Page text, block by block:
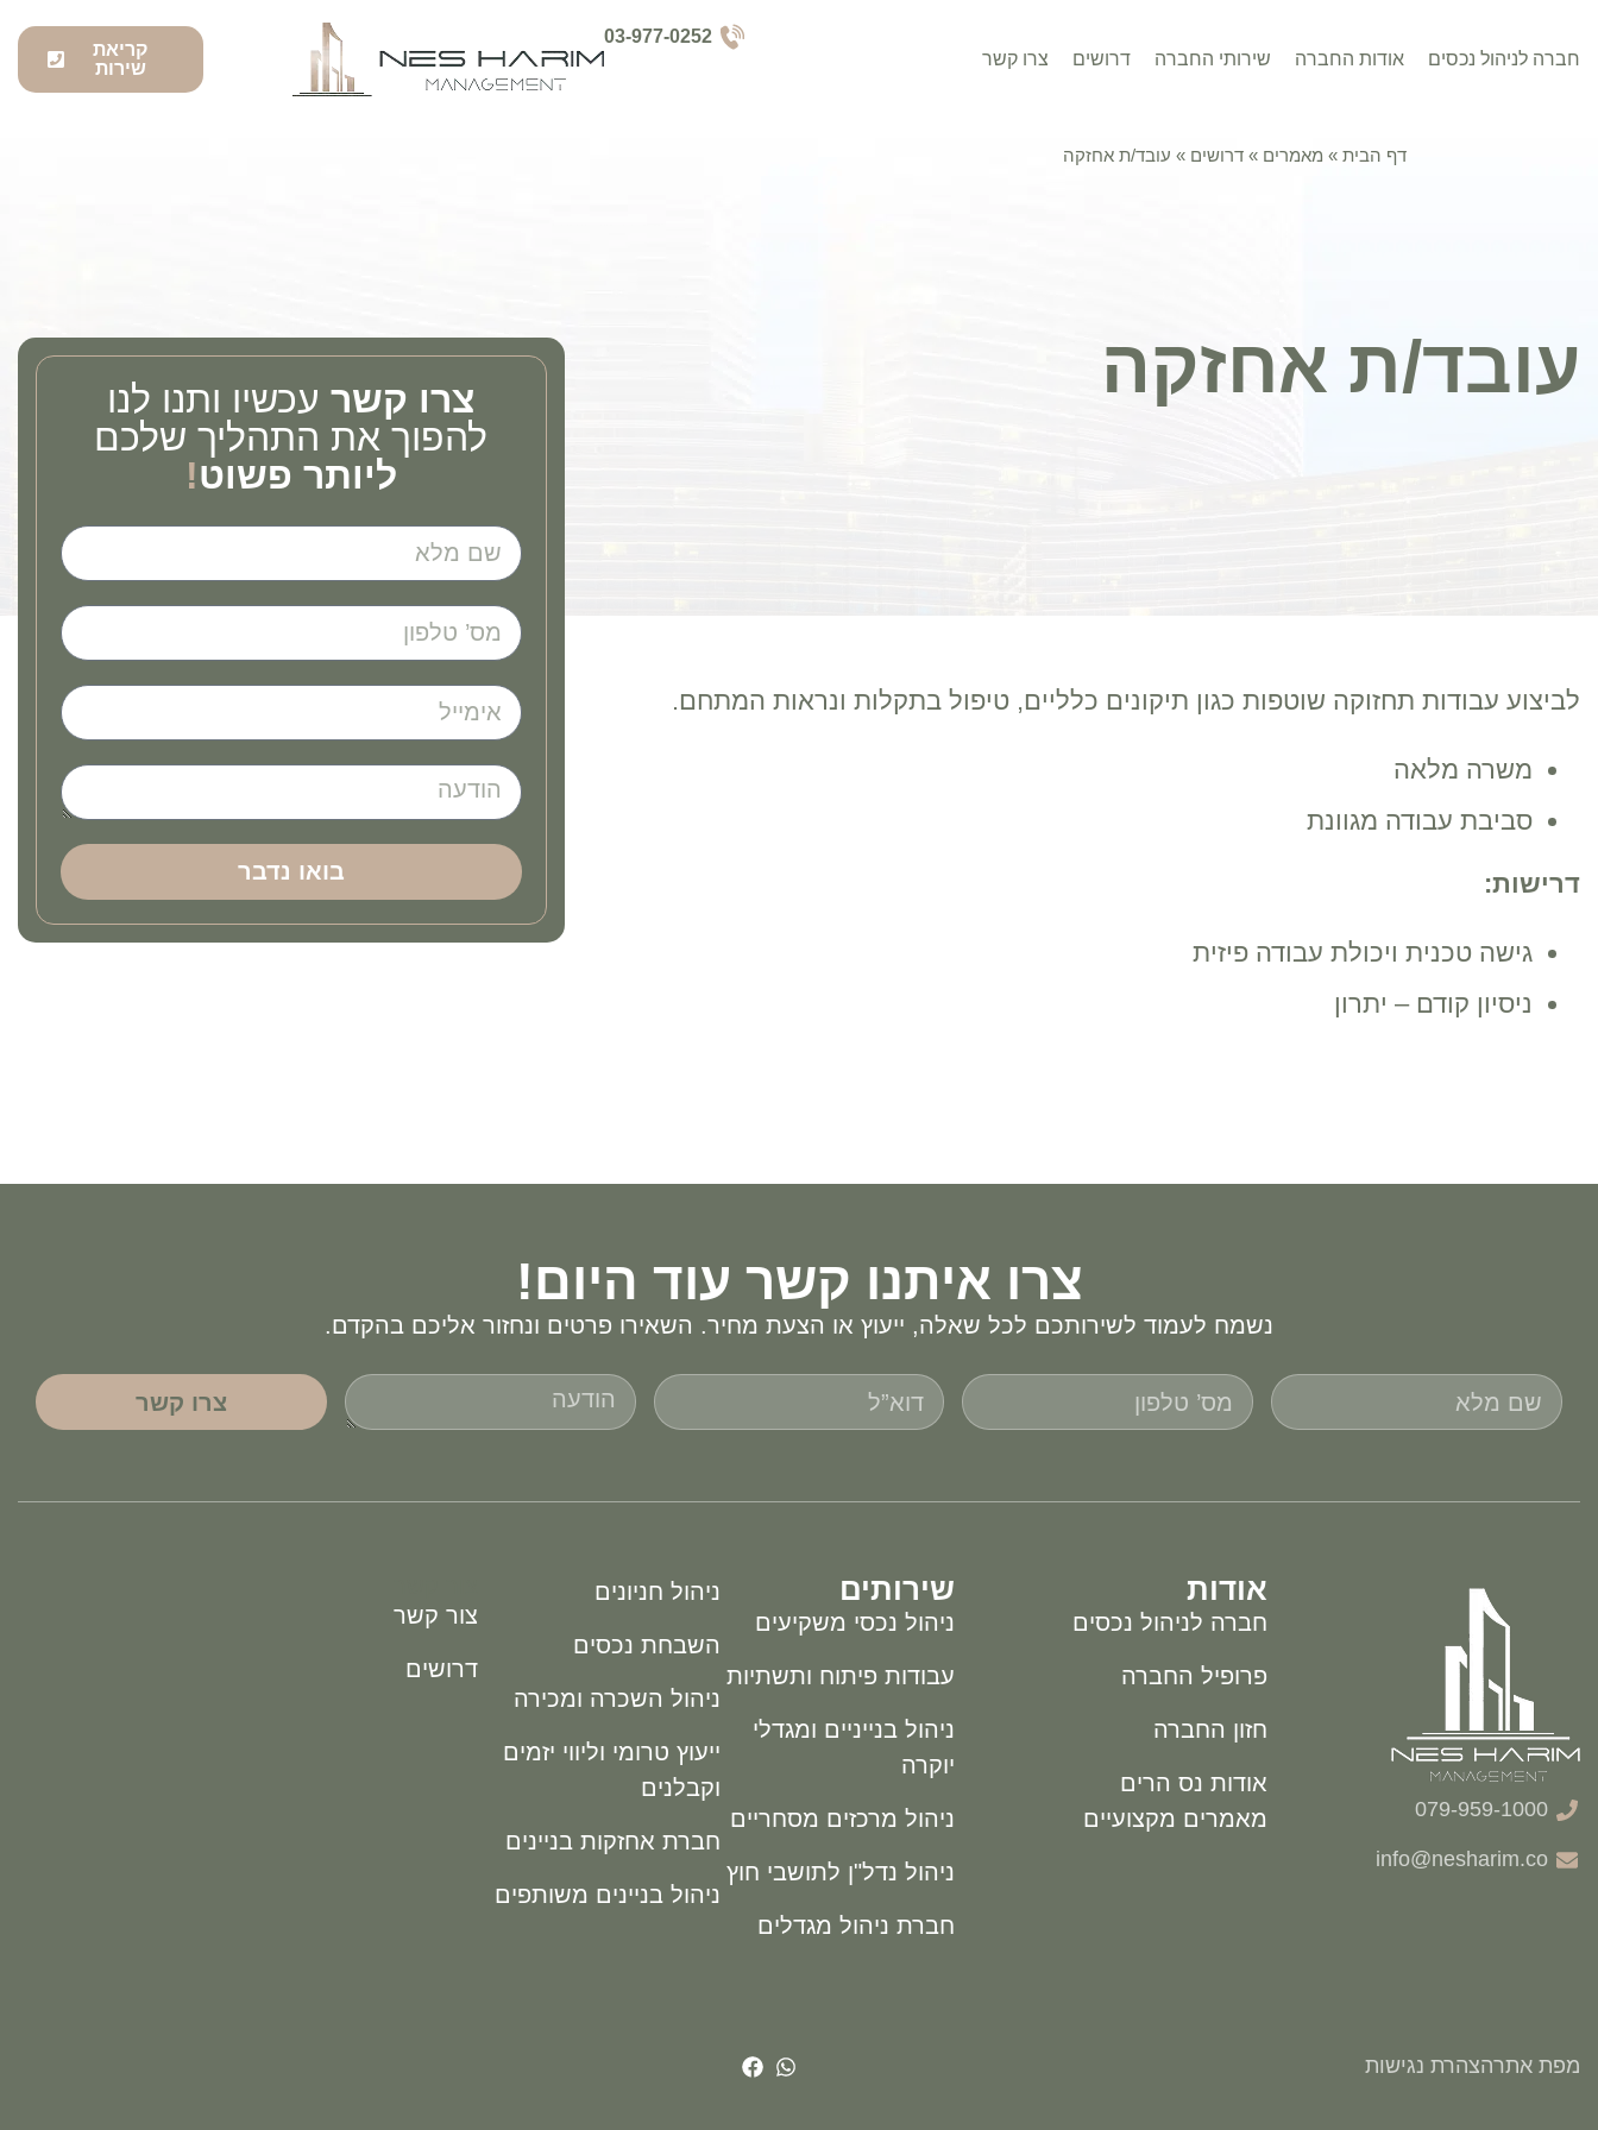
חברה לניהול נכסים אודות החברה שירותי החברה דרושים צרו קשר
03-977-0252
קריאת
שירות
דף הבית » מאמרים »דרושים » עובד/ת אחזקה
עובד/ת אחזקה
לביצוע עבודות תחזוקה שוטפות כגון תיקונים כלליים, טיפול בתקלות ונראות המתחם.
משרה מלאה
סביבת עבודה מגוונת
דרישות:
גישה טכנית ויכולת עבודה פיזית
ניסיון קודם – יתרון
צרו קשרעכשיו ותנו לנו
להפוך את התהליך שלכם
ליותר פשוט!
בואו נדבר
צרו איתנו קשר עוד היום!
נשמח לעמוד לשירותכם לכל שאלה, ייעוץ או הצעת מחיר. השאירו פרטים ונחזור אליכם בהקדם.
צרו קשר
079-959-1000
info@nesharim.co
אודות
חברה לניהול נכסים
פרופיל החברה
חזון החברה
אודות נס הרים
מאמרים מקצועיים
שירותים
ניהול נכסי משקיעים
עבודות פיתוח ותשתיות
ניהול בנייניים ומגדלי
יוקרה
ניהול מרכזים מסחריים
ניהול נדל"ן לתושבי חוץ
חברת ניהול מגדלים
ניהול חניונים
השבחת נכסים
ניהול השכרה ומכירה
ייעוץ טרומי וליווי יזמים
וקבלנים
חברת אחזקות בניינים
ניהול בניינים משותפים
צור קשר
דרושים
מפת אתרהצהרת נגישות